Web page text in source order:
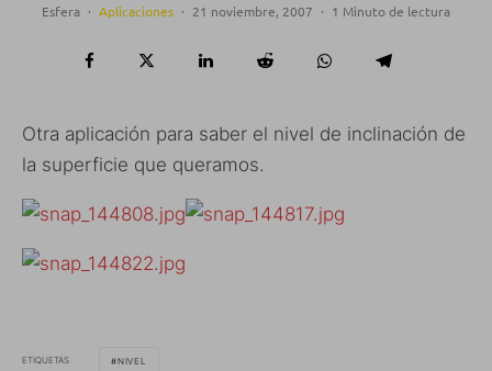
Esfera · Aplicaciones · 21 noviembre, 2007 · 1 Minuto de lectura
Otra aplicación para saber el nivel de inclinación de
la superficie que queramos.
ETIQUETAS NIVEL